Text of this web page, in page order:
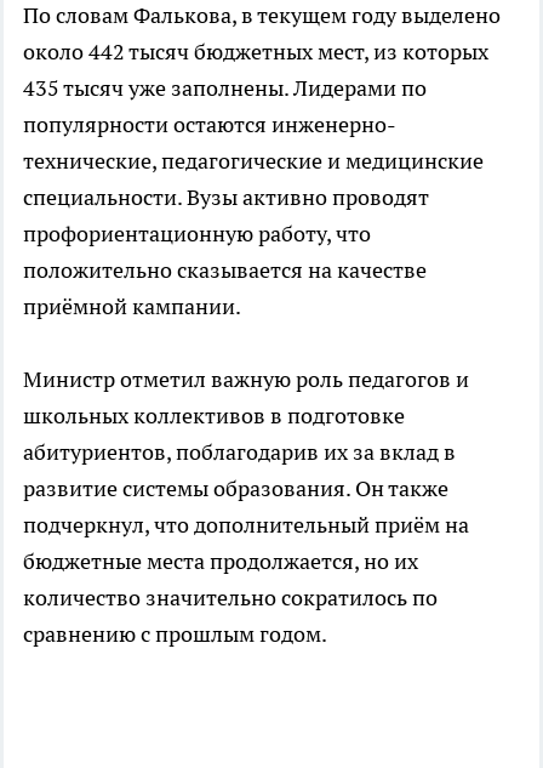
По словам Фалькова, в текущем году выделено
около 442 тысяч бюджетных мест, из которых
435 тысяч уже заполнены. Лидерами по
популярности остаются инженерно-
технические, педагогические и медицинские
специальности. Вузы активно проводят
профориентационную работу, что
положительно сказывается на качестве
приёмной кампании.
Министр отметил важную роль педагогов и
школьных коллективов в подготовке
абитуриентов, поблагодарив их за вклад в
развитие системы образования. Он также
подчеркнул, что дополнительный приём на
бюджетные места продолжается, но их
количество значительно сократилось по
сравнению с прошлым годом.